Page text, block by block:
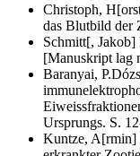
Christoph,
das Blutbild der
Schmitt[, Jakob]
[Manuskript lag
Baranyai, P.
Ursprungs. S.
Kuntze, A[rmin]